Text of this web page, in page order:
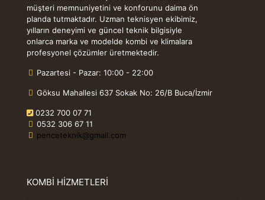
müşteri memnuniyetini ve konforunu daima ön
planda tutmaktadır. Uzman teknisyen ekibimiz,
yılların deneyimi ve güncel teknik bilgisiyle
onlarca marka ve modelde kombi ve klimalara
profesyonel çözümler üretmektedir.
Pazartesi - Pazar: 10:00 - 22:00
Göksu Mahallesi 637 Sokak No: 26/B Buca/İzmir
0232 700 07 71
0532 306 67 11
penceteknik@gmail.com
KOMBİ HİZMETLERİ